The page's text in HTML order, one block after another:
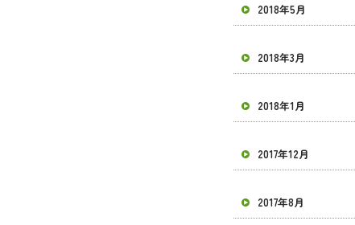
2018年5月
2018年3月
2018年1月
2017年12月
2017年8月